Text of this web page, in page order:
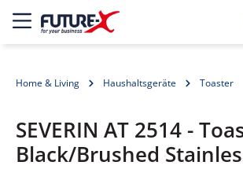
Home & Living Haushaltsgeräte Toaster
SEVERIN AT 2514 -
Black/Brushed